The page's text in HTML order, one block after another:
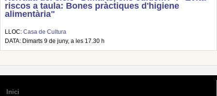
riscos a taula: Bones pràctiques d'higiene
alimentària"
LLOC: Casa de Cultura
DATA: Dimarts 9 de juny, a les 17.30 h
Inici